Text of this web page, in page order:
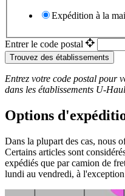
Expédition à la
Entrer le code postal
Trouvez des établissements
Entrez votre code postal pour
dans les établissements U-Haul
Options
Dans la plupart des cas, nous
Certains articles sont
expédiés que par camion de
lundi au vendredi, à